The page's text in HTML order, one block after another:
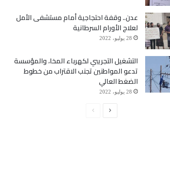
عدن.. وقفة احتجاجية أمام مستشفى الأمل
لعلاج الأورام السرطانية
28 يوليو، 2022
التشغيل التجريبي لكهرباء المخا، والمؤسسة
تدعو المواطنين تجنب الاقتراب من خطوط
الضغط العالي
28 يوليو، 2022
الصفحة
الصفحة